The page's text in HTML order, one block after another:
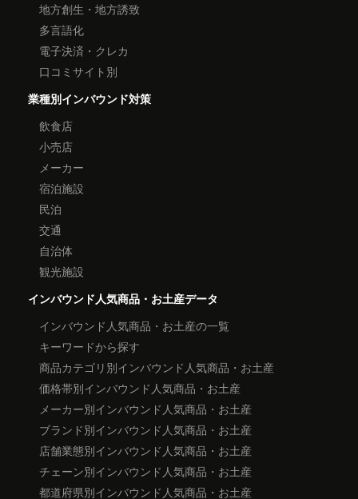
地方創生・地方誘致
多言語化
電子決済・クレカ
口コミサイト別
業種別インバウンド対策
飲食店
小売店
メーカー
宿泊施設
民泊
交通
自治体
観光施設
インバウンド人気商品・お土産データ
インバウンド人気商品・お土産の一覧
キーワードから探す
商品カテゴリ別インバウンド人気商品・お土産
価格帯別インバウンド人気商品・お土産
メーカー別インバウンド人気商品・お土産
ブランド別インバウンド人気商品・お土産
店舗業態別インバウンド人気商品・お土産
チェーン別インバウンド人気商品・お土産
都道府県別インバウンド人気商品・お土産